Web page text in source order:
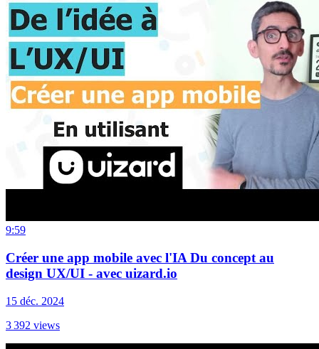
9:59
Créer une app mobile avec l'IA Du concept au
design UX/UI - avec uizard.io
15 déc. 2024
3 392 views